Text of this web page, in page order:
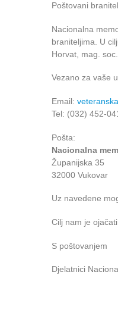
Poštovani
Nacionalna
braniteljima. U
Horvat, mag.
Vezano za vaše
Email:
Tel: (032) 452-
Pošta:
Nacionalna
Županijska 35
32000 Vukovar
Uz navedene
Cilj nam je
S poštovanjem
Djelatnici